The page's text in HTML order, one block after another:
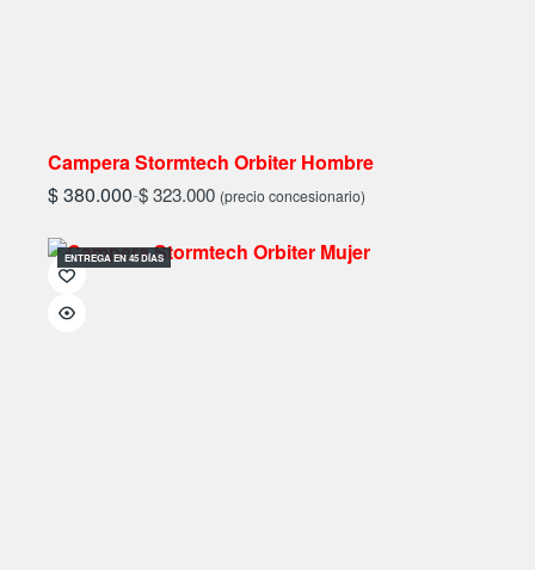
Campera Stormtech Orbiter Hombre
$380.000-$323.000 (precio concesionario)
ENTREGA EN 45 DÍAS